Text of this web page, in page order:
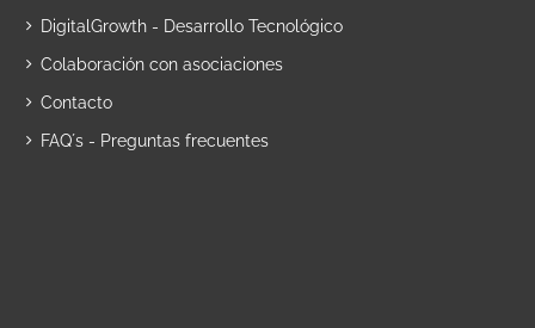
DigitalGrowth - Desarrollo Tecnológico
Colaboración con asociaciones
Contacto
FAQ´s - Preguntas frecuentes